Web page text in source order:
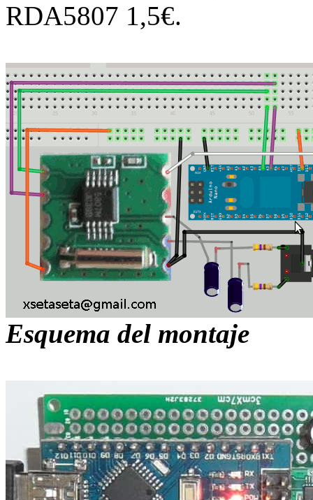
RDA5807 1,5€.
Esquema del montaje